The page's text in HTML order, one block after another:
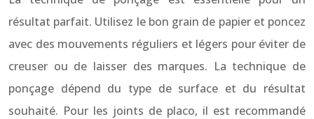
résultat parfait. Utilisez le bon grain de papier et poncez
avec des mouvements réguliers et légers pour éviter de
creuser ou de laisser des marques. La technique de
ponçage dépend du type de surface et du résultat
souhaité. Pour les joints de placo, il est recommandé